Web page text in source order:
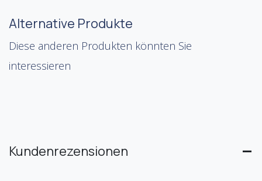
Alternative Produkte
Diese anderen Produkten könnten Sie
interessieren
Kundenrezensionen